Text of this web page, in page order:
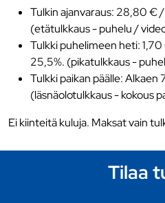
Tulkin ajanvaraus: 28,80 €
(etätulkkaus - puhelu /
Tulkki puhelimeen heti:
25,5%. (pikatulkkaus -
Tulkki paikan päälle:
(läsnäolotulkkaus - kokous
Ei kiinteitä kuluja. Maksat vain
Tilaa